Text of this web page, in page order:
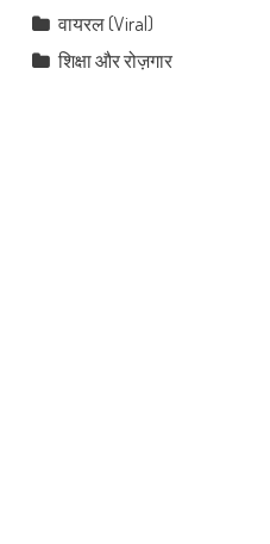
वायरल (Viral)
शिक्षा और रोज़गार